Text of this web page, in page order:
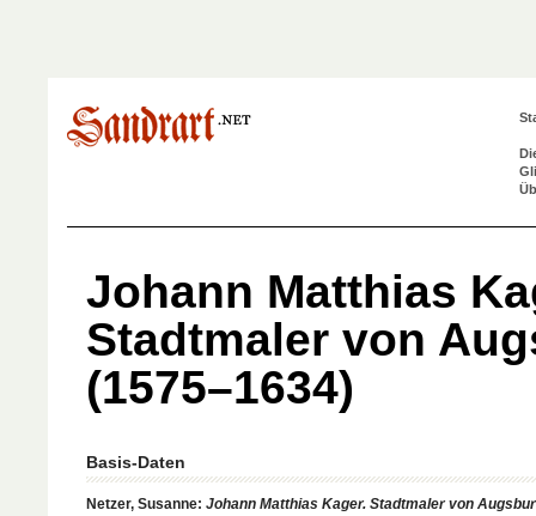
Johann Matthias
Stadtmaler von
(1575–1634)
Basis-Daten
Netzer, Susanne: Johann Matthias Kager. Stadtmaler von